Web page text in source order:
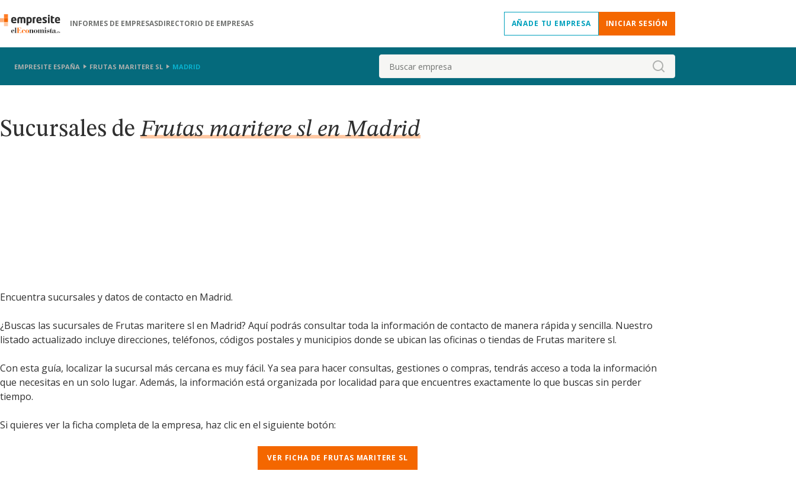
INFORMES DE EMPRESASDIRECTORIO DE EMPRESAS AÑADE TU EMPRESA INICIAR SESIÓN
EMPRESITE ESPAÑA FRUTAS MARITERE SL MADRID Buscar
Sucursales deFrutas maritere sl en Madrid
Encuentra sucursales y datos de contacto en Madrid.
¿Buscas las sucursales de Frutas maritere sl en Madrid? Aquí podrás consultar toda la información de contacto de manera rápida y sencilla. Nuestro
listado actualizado incluye direcciones, teléfonos, códigos postales y municipios donde se ubican las oficinas o tiendas de Frutas maritere sl.
Con esta guía, localizar la sucursal más cercana es muy fácil. Ya sea para hacer consultas, gestiones o compras, tendrás acceso a toda la información
que necesitas en un solo lugar. Además, la información está organizada por localidad para que encuentres exactamente lo que buscas sin perder
tiempo.
Si quieres ver la ficha completa de la empresa, haz clic en el siguiente botón:
VER FICHA DE FRUTAS MARITERE SL